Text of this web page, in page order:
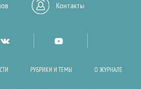
Контакты
РУБРИКИ И ТЕМЫ О ЖУРНАЛЕ